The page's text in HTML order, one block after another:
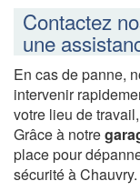
Contactez
une
En cas de panne,
intervenir
votre lieu de
Grâce à notre
place pour
sécurité à Chauvry.